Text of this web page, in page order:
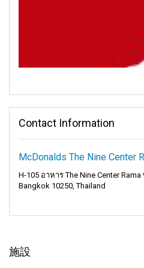
Contact Information
McDonalds The Nine Center
H-105 อาหาร The Nine Center Rama
Bangkok 10250, Thailand
施設